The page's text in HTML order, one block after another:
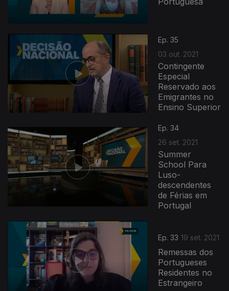
Ep. 35
03 out. 2021
Contingente
Especial
Reservado aos
Emigrantes no
Ensino Superior
Ep. 34
26 set. 2021
Summer
School Para
Luso-
descendentes
de Férias em
Portugal
Ep. 33 19 set. 2021
Remessas dos
Portugueses
Residentes no
Estrangeiro